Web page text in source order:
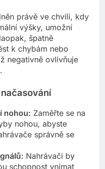
právě ve chvíli, kdy
výšky, umožní
špatně
k chybám nebo
negativně ovlivňuje
nohou: Zaměřte se na
nohou, abyste
správně se
Nahrávači by
schopnost vnímat